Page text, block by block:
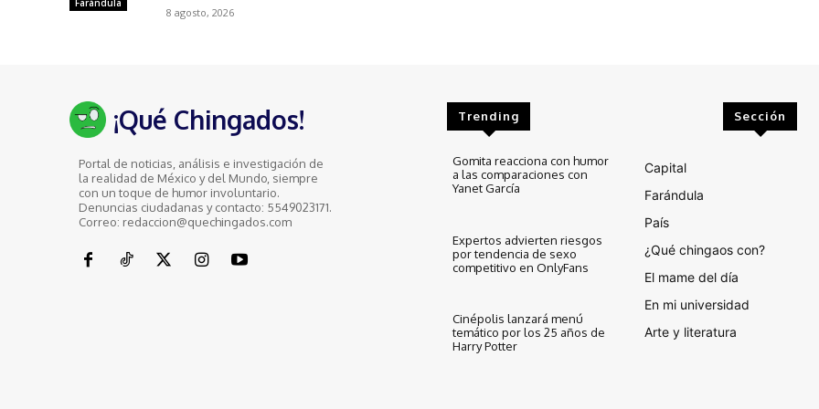
Farándula
8 agosto, 2026
¡Qué Chingados!
Portal de noticias, análisis e investigación de
la realidad de México y del Mundo, siempre
con un toque de humor involuntario.
Denuncias ciudadanas y contacto: 5549023171.
Correo: redaccion@quechingados.com
Trending
Gomita reacciona con humor
a las comparaciones con
Yanet García
Expertos advierten riesgos
por tendencia de sexo
competitivo en OnlyFans
Cinépolis lanzará menú
temático por los 25 años de
Harry Potter
Sección
Capital
Farándula
País
¿Qué chingaos con?
El mame del día
En mi universidad
Arte y literatura